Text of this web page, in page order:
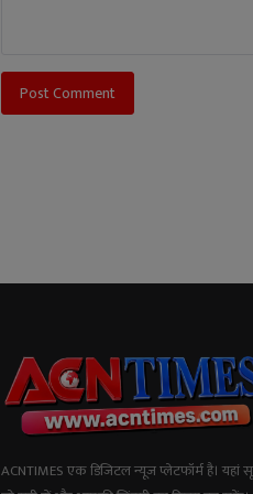
Post Comment
ACNTIMES एक डिजिटल न्यूज प्लेटफॉर्म है। यहां